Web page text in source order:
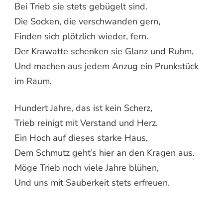
Bei Trieb sie stets gebügelt sind.
Die Socken, die verschwanden gern,
Finden sich plötzlich wieder, fern.
Der Krawatte schenken sie Glanz und Ruhm,
Und machen aus jedem Anzug ein Prunkstück
im Raum.
Hundert Jahre, das ist kein Scherz,
Trieb reinigt mit Verstand und Herz.
Ein Hoch auf dieses starke Haus,
Dem Schmutz geht’s hier an den Kragen aus.
Möge Trieb noch viele Jahre blühen,
Und uns mit Sauberkeit stets erfreuen.